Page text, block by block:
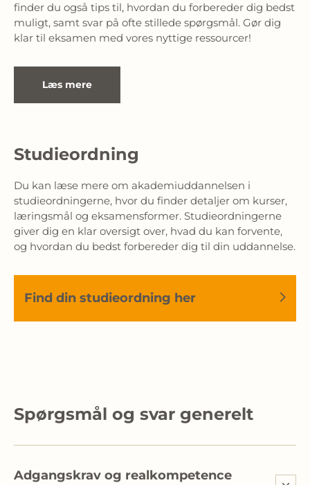
finder du også tips til, hvordan du forbereder dig bedst
muligt, samt svar på ofte stillede spørgsmål. Gør dig
klar til eksamen med vores nyttige ressourcer!
Læs mere
Studieordning
Du kan læse mere om akademiuddannelsen i
studieordningerne, hvor du finder detaljer om kurser,
læringsmål og eksamensformer. Studieordningerne
giver dig en klar oversigt over, hvad du kan forvente,
og hvordan du bedst forbereder dig til din uddannelse.
Find din studieordning her
Spørgsmål og svar generelt
Adgangskrav og realkompetence